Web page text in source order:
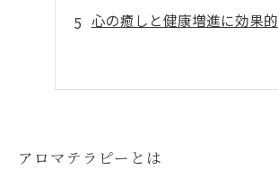
心の癒しと健康増進に効果的
アロマテラピーとは